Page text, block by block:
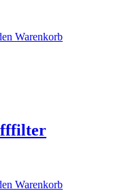
Warenkorb
Warenkorb